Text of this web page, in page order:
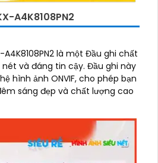
A4K8108PN2
là một Đầu ghi chất
tin cậy. Đầu ghi này
hình ảnh ONVIF, cho phép bạn
sáng đẹp và chất lượng cao